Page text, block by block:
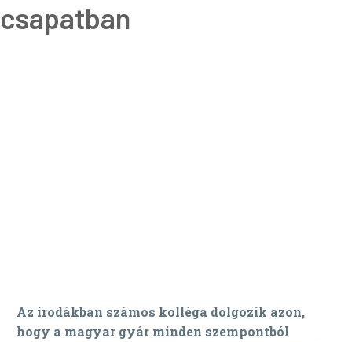
csapatban
Az irodákban számos kolléga dolgozik azon,
hogy a magyar gyár minden szempontból